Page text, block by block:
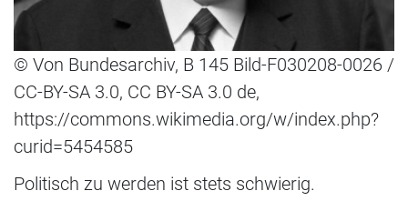
© Von Bundesarchiv, B 145 Bild-F030208-0026 /
CC-BY-SA 3.0, CC BY-SA 3.0 de,
https://commons.wikimedia.org/w/index.php?
curid=5454585
Politisch zu werden ist stets schwierig.